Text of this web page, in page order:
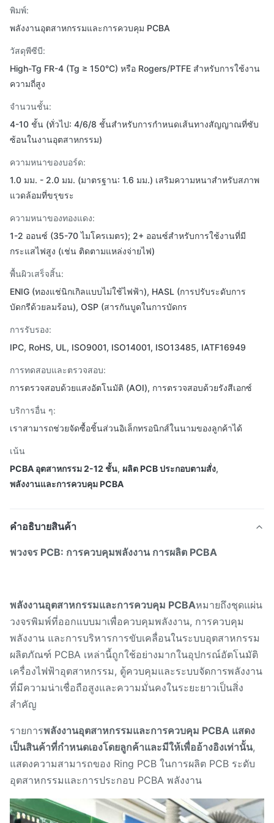
พิมพ์:
พลังงานอุตสาหกรรมและการควบคุม PCBA
วัสดุพีซีบี:
High-Tg FR-4 (Tg ≥ 150°C) หรือ Rogers/PTFE สำหรับการใช้งาน
ความถี่สูง
จำนวนชั้น:
4-10 ชั้น (ทั่วไป: 4/6/8 ชั้นสำหรับการกำหนดเส้นทางสัญญาณที่ซับ
ซ้อนในงานอุตสาหกรรม)
ความหนาของบอร์ด:
1.0 มม. - 2.0 มม. (มาตรฐาน: 1.6 มม.) เสริมความหนาสำหรับสภาพ
แวดล้อมที่ขรุขระ
ความหนาของทองแดง:
1-2 ออนซ์ (35-70 ไมโครเมตร); 2+ ออนซ์สำหรับการใช้งานที่มี
กระแสไฟสูง (เช่น ติดตามแหล่งจ่ายไฟ)
พื้นผิวเสร็จสิ้น:
ENIG (ทองแช่นิกเกิลแบบไม่ใช้ไฟฟ้า), HASL (การปรับระดับการ
บัดกรีด้วยลมร้อน), OSP (สารกันบูดในการบัดกร
การรับรอง:
IPC, RoHS, UL, ISO9001, ISO14001, ISO13485, IATF16949
การทดสอบและตรวจสอบ:
การตรวจสอบด้วยแสงอัตโนมัติ (AOI), การตรวจสอบด้วยรังสีเอกซ์
บริการอื่น ๆ:
เราสามารถช่วยจัดซื้อชิ้นส่วนอิเล็กทรอนิกส์ในนามของลูกค้าได้
เน้น
PCBA อุตสาหกรรม 2-12 ชั้น, ผลิต PCB ประกอบตามสั่ง,
พลังงานและการควบคุม PCBA
คําอธิบายสินค้า
พวงจร PCB: การควบคุมพลังงาน การผลิต PCBA
พลังงานอุตสาหกรรมและการควบคุม PCBAหมายถึงชุดแผ่น
วงจรพิมพ์ที่ออกแบบมาเพื่อควบคุมพลังงาน, การควบคุม
พลังงาน และการบริหารการขับเคลื่อนในระบบอุตสาหกรรม
ผลิตภัณฑ์ PCBA เหล่านี้ถูกใช้อย่างมากในอุปกรณ์อัตโนมัติ
เครื่องไฟฟ้าอุตสาหกรรม, ตู้ควบคุมและระบบจัดการพลังงาน
ที่มีความน่าเชื่อถือสูงและความมั่นคงในระยะยาวเป็นสิ่ง
สําคัญ
รายการพลังงานอุตสาหกรรมและการควบคุม PCBA แสดง
เป็นสินค้าที่กําหนดเองโดยลูกค้าและมีให้เพื่ออ้างอิงเท่านั้น,
แสดงความสามารถของ Ring PCB ในการผลิต PCB ระดับ
อุตสาหกรรมและการประกอบ PCBA พลังงาน